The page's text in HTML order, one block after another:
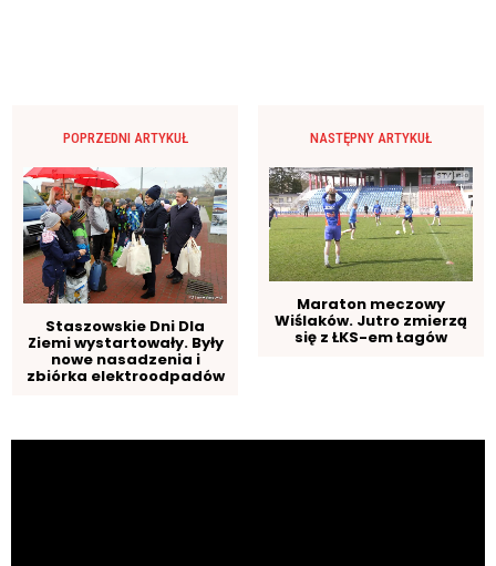
POPRZEDNI ARTYKUŁ
Staszowskie Dni Dla
Ziemi wystartowały. Były
nowe nasadzenia i
zbiórka elektroodpadów
NASTĘPNY ARTYKUŁ
Maraton meczowy
Wiślaków. Jutro zmierzą
się z ŁKS-em Łagów